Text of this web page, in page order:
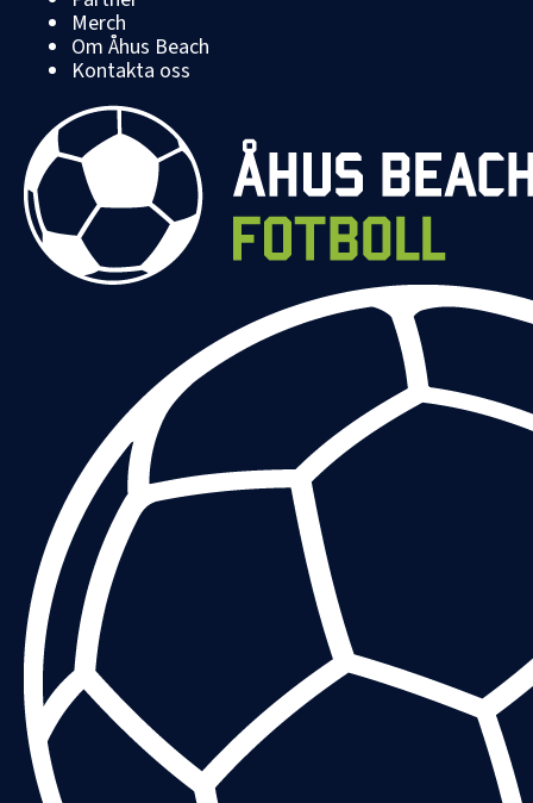
Merch
Om Åhus Beach
Kontakta oss